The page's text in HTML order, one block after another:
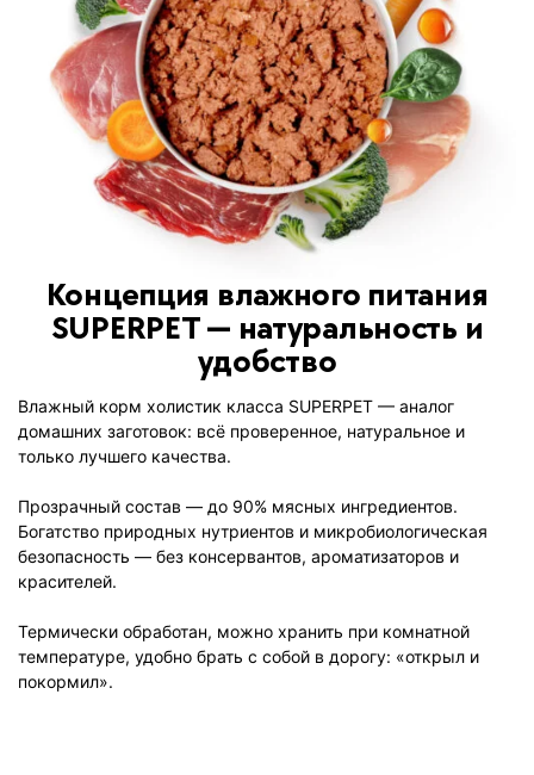
Концепция влажного питания
SUPERPET — натуральность и
удобство
Влажный корм холистик класса SUPERPET — аналог
домашних заготовок: всё проверенное, натуральное и
только лучшего качества.
Прозрачный состав — до 90% мясных ингредиентов.
Богатство природных нутриентов и микробиологическая
безопасность — без консервантов, ароматизаторов и
красителей.
Термически обработан, можно хранить при комнатной
температуре, удобно брать с собой в дорогу: «открыл и
покормил».